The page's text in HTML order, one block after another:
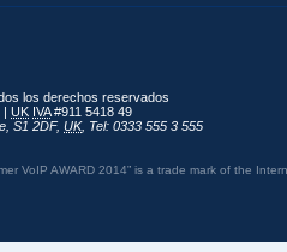
los derechos reservados
| UK IVA#911 5418 49
S1 2DF, UK, Tel: 0333 555 3 555
VoIP AWARD 2014” is a trade mark of the